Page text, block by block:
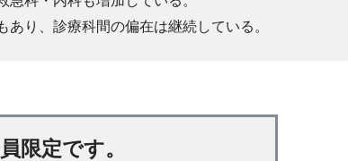
り、診療科間の偏在は継続している。
限定です。